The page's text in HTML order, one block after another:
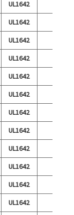
UL1642
UL1642
UL1642
UL1642
UL1642
UL1642
UL1642
UL1642
UL1642
UL1642
UL1642
UL1642